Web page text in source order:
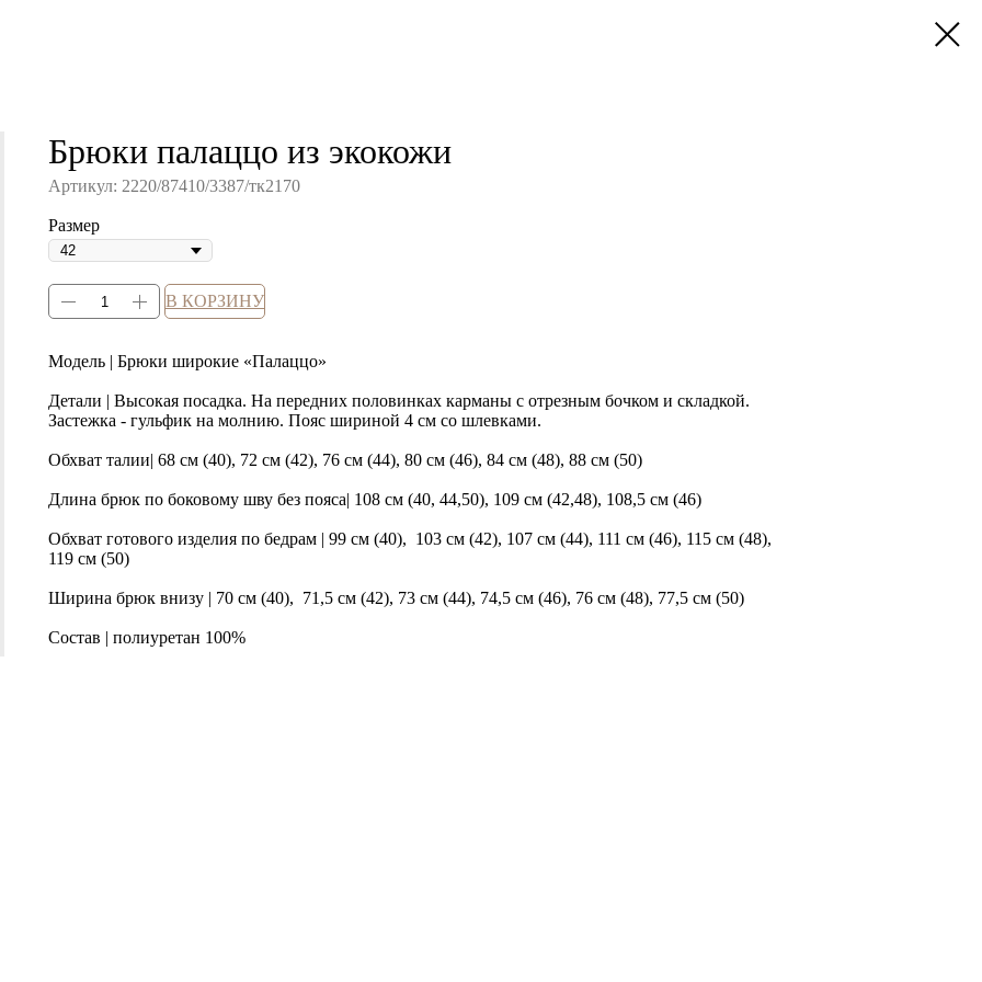
Брюки палаццо из экокожи
Артикул: 2220/87410/3387/тк2170
Размер
В КОРЗИНУ
Модель | Брюки широкие «Палаццо»
Детали | Высокая посадка. На передних половинках карманы с отрезным бочком и складкой.
Застежка - гульфик на молнию. Пояс шириной 4 см со шлевками.
Обхват талии| 68 см (40), 72 см (42), 76 см (44), 80 см (46), 84 см (48), 88 см (50)
Длина брюк по боковому шву без пояса| 108 см (40, 44,50), 109 см (42,48), 108,5 см (46)
Обхват готового изделия по бедрам | 99 см (40), 103 см (42), 107 см (44), 111 см (46), 115 см (48),
119 см (50)
Ширина брюк внизу | 70 см (40), 71,5 см (42), 73 см (44), 74,5 см (46), 76 см (48), 77,5 см (50)
Состав | полиуретан 100%